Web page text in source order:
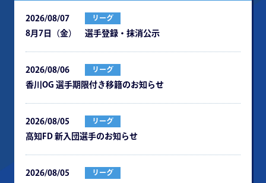
2026/08/07 リーグ
8月7日（金） 選手登録・抹消公示
2026/08/06 リーグ
⾹川OG 選⼿期限付き移籍のお知らせ
2026/08/05 リーグ
⾼知FD 新⼊団選⼿のお知らせ
2026/08/05 リーグ